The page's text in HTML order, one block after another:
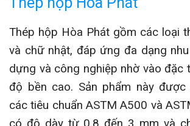
Thép hộp Hòa Phát gồm các loại
và chữ nhật, đáp ứng đa dạng
dựng và công nghiệp nhờ vào đặc
độ bền cao. Sản phẩm này
các tiêu chuẩn ASTM A500 và
có độ dày từ 0.8 đến 3 mm và